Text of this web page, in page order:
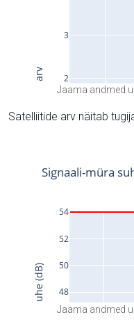
Jaama andmed
Satelliitide arv näitab
Jaama andmed